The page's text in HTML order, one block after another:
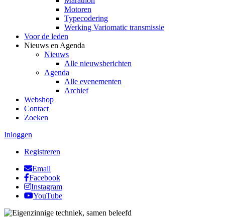
Motoren
Typecodering
Werking Variomatic transmissie
Voor de leden
Nieuws en Agenda
Nieuws
Alle nieuwsberichten
Agenda
Alle evenementen
Archief
Webshop
Contact
Zoeken
Inloggen
Registreren
Email
Facebook
Instagram
YouTube